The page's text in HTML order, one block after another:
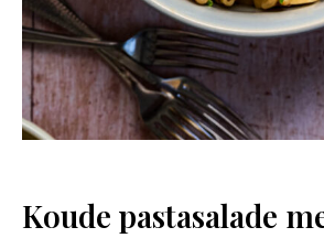
Koude pastasalade